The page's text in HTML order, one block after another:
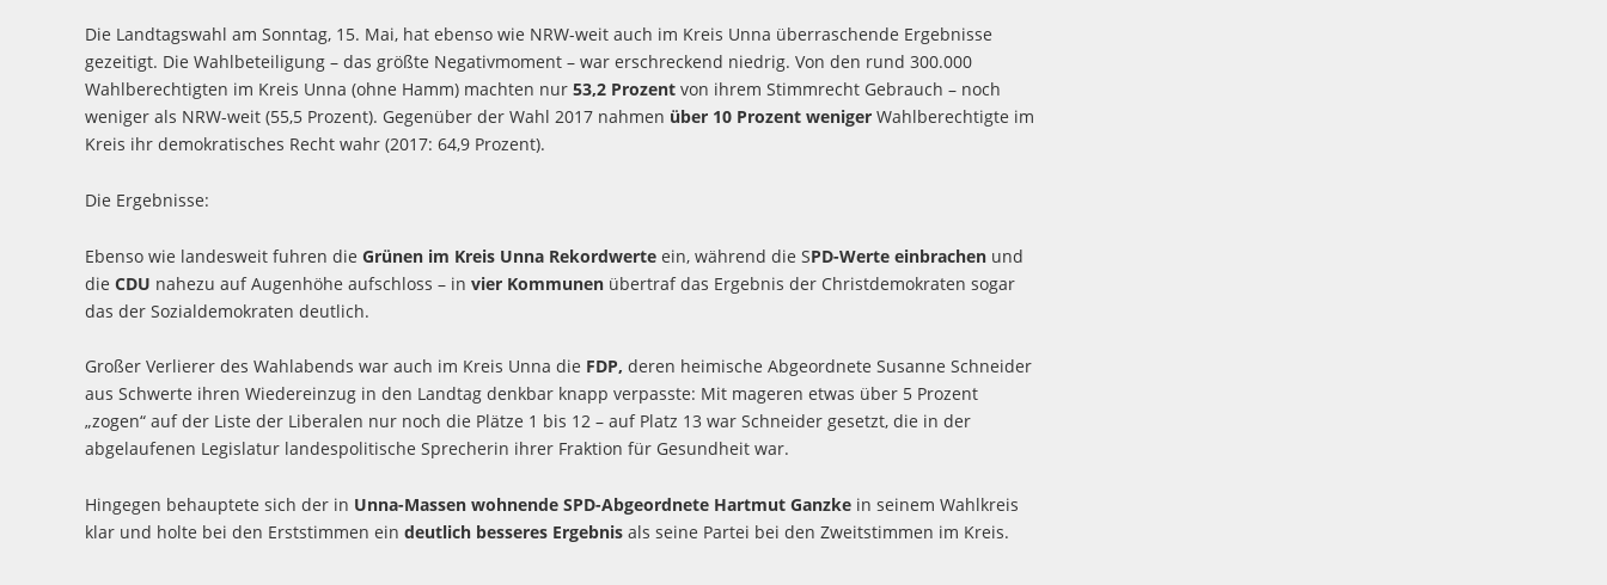
Die Landtagswahl am Sonntag, 15. Mai, hat ebenso wie NRW-weit auch im Kreis Unna überraschende Ergebnisse
gezeitigt. Die Wahlbeteiligung – das größte Negativmoment – war erschreckend niedrig. Von den rund 300.000
Wahlberechtigten im Kreis Unna (ohne Hamm) machten nur 53,2 Prozentvon ihrem Stimmrecht Gebrauch – noch
weniger als NRW-weit (55,5 Prozent). Gegenüber der Wahl 2017 nahmen über 10 Prozent weniger Wahlberechtigte im
Kreis ihr demokratisches Recht wahr (2017: 64,9 Prozent).
Die Ergebnisse:
Ebenso wie landesweit fuhren dieGrünen im Kreis Unna Rekordwerte ein, während die SPD-Werte einbrachen und
dieCDU nahezu auf Augenhöhe aufschloss – in vier Kommunen übertraf das Ergebnis der Christdemokraten sogar
das der Sozialdemokraten deutlich.
Großer Verlierer des Wahlabends war auch im Kreis Unna die FDP, deren heimische Abgeordnete Susanne Schneider
aus Schwerte ihren Wiedereinzug in den Landtag denkbar knapp verpasste: Mit mageren etwas über 5 Prozent
„zogen“ auf der Liste der Liberalen nur noch die Plätze 1 bis 12 – auf Platz 13 war Schneider gesetzt, die in der
abgelaufenen Legislatur landespolitische Sprecherin ihrer Fraktion für Gesundheit war.
Hingegen behauptete sich der in Unna-Massen wohnende SPD-Abgeordnete Hartmut Ganzke in seinem Wahlkreis
klar und holte bei den Erststimmen eindeutlich besseres Ergebnis als seine Partei bei den Zweitstimmen im Kreis.